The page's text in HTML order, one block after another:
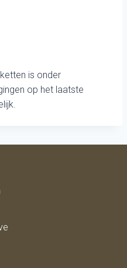
is onder
op het laatste